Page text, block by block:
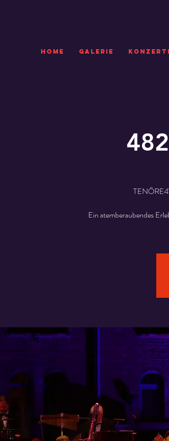
HOME GALERIE
Ein atemberaubendes